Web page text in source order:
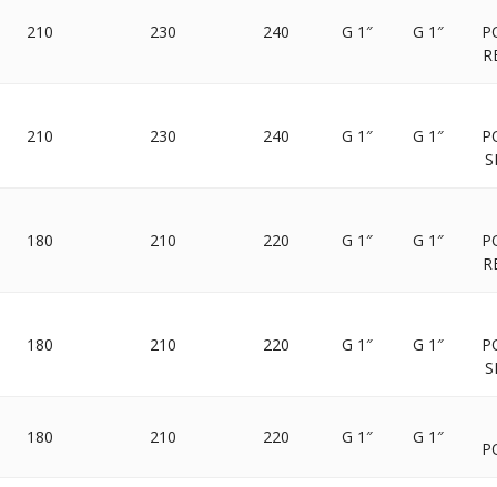
210 230 240 G 1″ G 1″
210 230 240 G 1″ G 1″
180 210 220 G 1″ G 1″
180 210 220 G 1″ G 1″
180 210 220 G 1″ G 1″